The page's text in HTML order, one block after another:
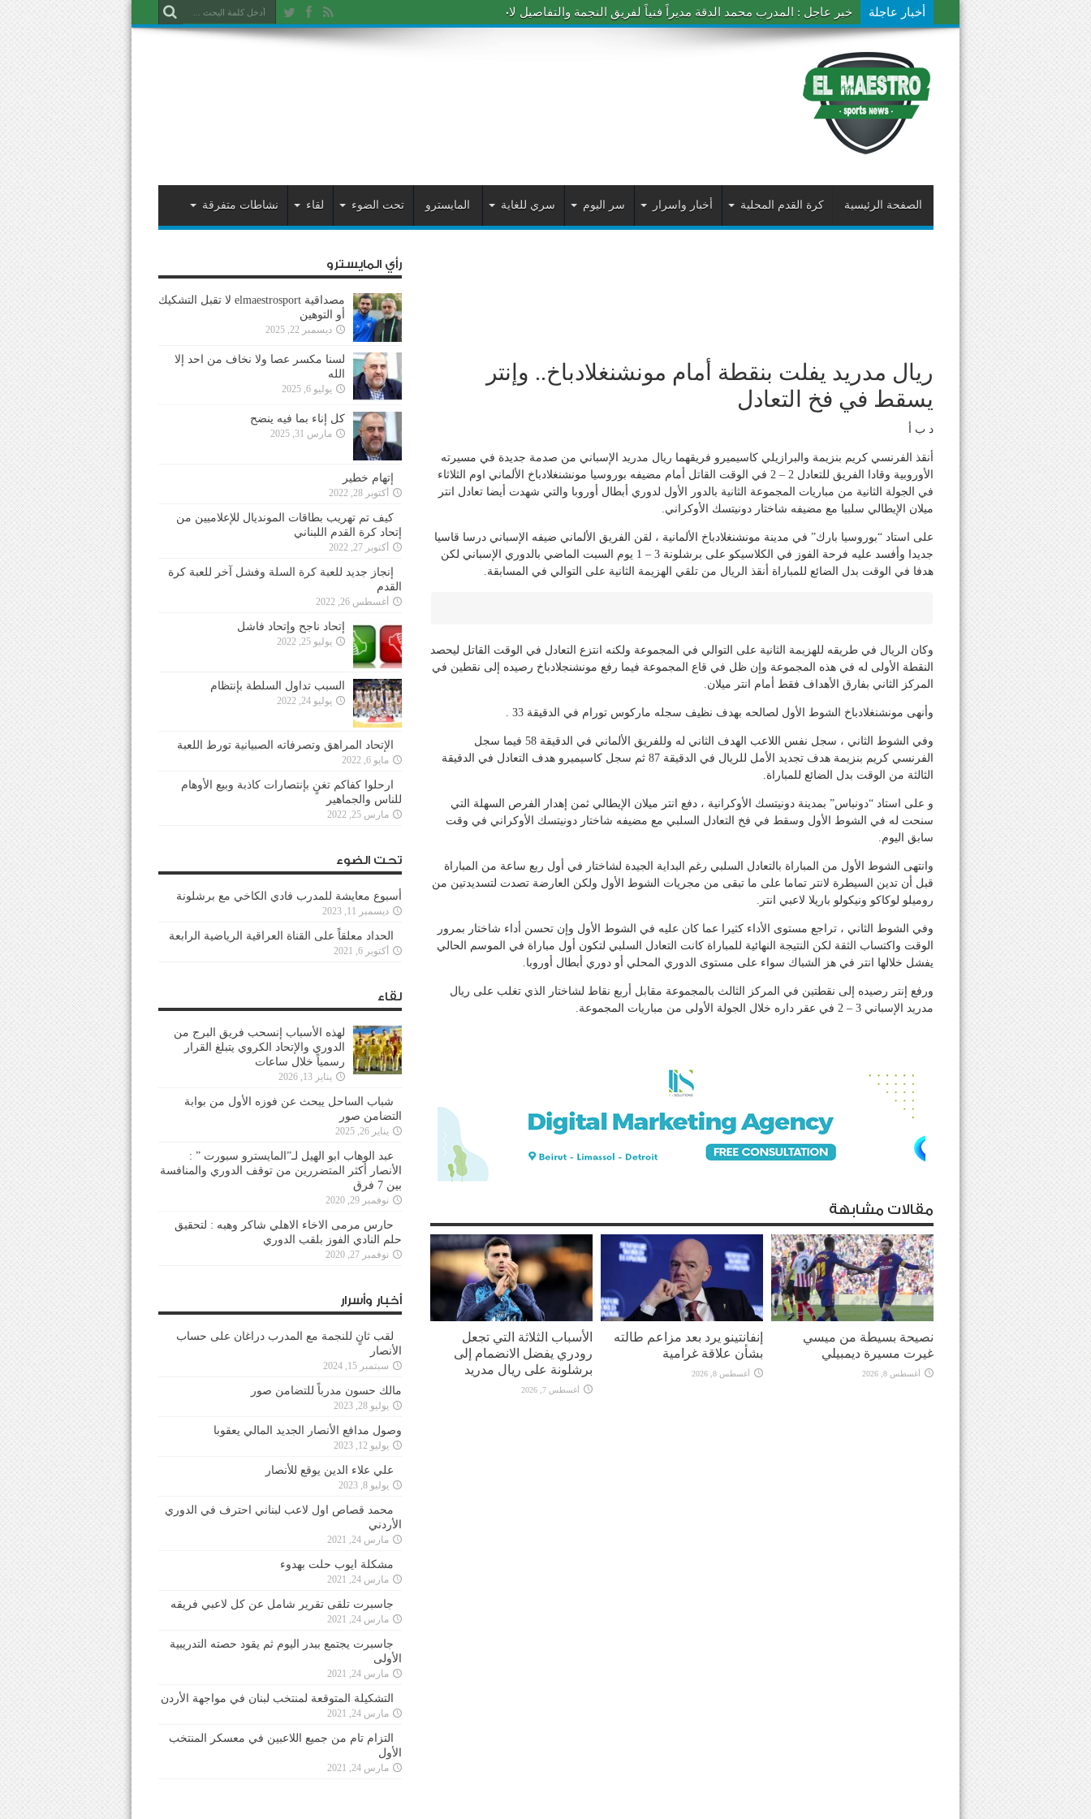
أخبار عاجلة خبر عاجل : المدرب محمد الدقة مديراً فنياً لفريق النجمة والتفاصيل لاحقاً
الصفحة الرئيسية كرة القدم المحلية أخبار واسرار سر اليوم سري للغاية المايسترو تحت الضوء لقاء نشاطات متفرقة
ريال مدريد يفلت بنقطة أمام مونشنغلادباخ.. وإنتر
يسقط في فخ التعادل
د ب أ
أنقذ الفرنسي كريم بنزيمة والبرازيلي كاسيميرو فريقهما ريال مدريد الإسباني من صدمة جديدة في مسيرته
الأوروبية وقادا الفريق للتعادل 2 – 2 في الوقت القاتل أمام مضيفه بوروسيا مونشنغلادباخ الألماني اوم الثلاثاء
في الجولة الثانية من مباريات المجموعة الثانية بالدور الأول لدوري أبطال أوروبا والتي شهدت أيضا تعادل انتر
ميلان الإيطالي سلبيا مع مضيفه شاختار دونيتسك الأوكراني.
على استاد “بوروسيا بارك” في مدينة مونشنغلادباخ الألمانية ، لقن الفريق الألماني ضيفه الإسباني درسا قاسيا
جديدا وأفسد عليه فرحة الفوز في الكلاسيكو على برشلونة 3 – 1 يوم السبت الماضي بالدوري الإسباني لكن
هدفا في الوقت بدل الضائع للمباراة أنقذ الريال من تلقي الهزيمة الثانية على التوالي في المسابقة.
وكان الريال في طريقه للهزيمة الثانية على التوالي في المجموعة ولكنه انتزع التعادل في الوقت القاتل ليحصد
النقطة الأولى له في هذه المجموعة وإن ظل في قاع المجموعة فيما رفع مونشنجلادباخ رصيده إلى نقطين في
المركز الثاني بفارق الأهداف فقط أمام انتر ميلان.
وأنهى مونشنغلادباخ الشوط الأول لصالحه بهدف نظيف سجله ماركوس تورام في الدقيقة 33 .
وفي الشوط الثاني ، سجل نفس اللاعب الهدف الثاني له وللفريق الألماني في الدقيقة 58 فيما سجل
الفرنسي كريم بنزيمة هدف تجديد الأمل للريال في الدقيقة 87 ثم سجل كاسيميرو هدف التعادل في الدقيقة
الثالثة من الوقت بدل الضائع للمباراة.
و على استاد “دونباس” بمدينة دونيتسك الأوكرانية ، دفع انتر ميلان الإيطالي ثمن إهدار الفرص السهلة التي
سنحت له في الشوط الأول وسقط في فخ التعادل السلبي مع مضيفه شاختار دونيتسك الأوكراني في وقت
سابق اليوم.
وانتهى الشوط الأول من المباراة بالتعادل السلبي رغم البداية الجيدة لشاختار في أول ربع ساعة من المباراة
قبل أن تدين السيطرة لانتر تماما على ما تبقى من مجريات الشوط الأول ولكن العارضة تصدت لتسديدتين من
روميلو لوكاكو ونيكولو باريلا لاعبي انتر.
وفي الشوط الثاني ، تراجع مستوى الأداء كثيرا عما كان عليه في الشوط الأول وإن تحسن أداء شاختار بمرور
الوقت واكتساب الثقة لكن النتيجة النهائية للمباراة كانت التعادل السلبي لتكون أول مباراة في الموسم الحالي
يفشل خلالها انتر في هز الشباك سواء على مستوى الدوري المحلي أو دوري أبطال أوروبا.
ورفع إنتر رصيده إلى نقطتين في المركز الثالث بالمجموعة مقابل أربع نقاط لشاختار الذي تغلب على ريال
مدريد الإسباني 3 – 2 في عقر داره خلال الجولة الأولى من مباريات المجموعة.
مقالات مشابهة
نصيحة بسيطة من ميسي
غيرت مسيرة ديمبيلي
أغسطس 8, 2026
إنفانتينو يرد بعد مزاعم طالته
بشأن علاقة غرامية
أغسطس 8, 2026
الأسباب الثلاثة التي تجعل
رودري يفضل الانضمام إلى
برشلونة على ريال مدريد
أغسطس 7, 2026
رأي المايسترو
مصداقية elmaestrosport لا تقبل التشكيك
أو التوهين
ديسمبر 22, 2025
لسنا مكسر عصا ولا نخاف من احد إلا
الله
يوليو 6, 2025
كل إناء بما فيه ينضح
مارس 31, 2025
إتهام خطير
أكتوبر 28, 2022
كيف تم تهريب بطاقات المونديال للإعلاميين من
إتحاد كرة القدم اللبناني
أكتوبر 27, 2022
إنجاز جديد للعبة كرة السلة وفشل آخر للعبة كرة
القدم
أغسطس 26, 2022
إتحاد ناجح وإتحاد فاشل
يوليو 25, 2022
السبب تداول السلطة بإنتظام
يوليو 24, 2022
الإتحاد المراهق وتصرفاته الصبيانية تورط اللعبة
مايو 6, 2022
ارحلوا كفاكم تغنٍ بإنتصارات كاذبة وبيع الأوهام
للناس والجماهير
مارس 25, 2022
تحت الضوء
أسبوع معايشة للمدرب فادي الكاخي مع برشلونة
ديسمبر 11, 2023
الحداد معلقاً على القناة العراقية الرياضية الرابعة
أكتوبر 6, 2021
لقاء
لهذه الأسباب إنسحب فريق البرج من
الدوري والإتحاد الكروي يتبلغ القرار
رسمياً خلال ساعات
يناير 13, 2026
شباب الساحل يبحث عن فوزه الأول من بوابة
التضامن صور
يناير 26, 2025
عبد الوهاب ابو الهيل لـ”المايسترو سبورت ” :
الأنصار أكثر المتضررين من توقف الدوري والمنافسة
بين 7 فرق
نوفمبر 29, 2020
حارس مرمى الاخاء الاهلي شاكر وهبه : لتحقيق
حلم النادي الفوز بلقب الدوري
نوفمبر 27, 2020
أخبار وأسرار
لقب ثانٍ للنجمة مع المدرب دراغان على حساب
الأنصار
سبتمبر 15, 2024
مالك حسون مدرباً للتضامن صور
يوليو 28, 2023
وصول مدافع الأنصار الجديد المالي يعقوبا
يوليو 12, 2023
علي علاء الدين يوقع للأنصار
يوليو 8, 2023
محمد قصاص اول لاعب لبناني احترف في الدوري
الأردني
مارس 24, 2021
مشكلة ايوب حلت بهدوء
مارس 24, 2021
جاسبرت تلقى تقرير شامل عن كل لاعبي فريقه
مارس 24, 2021
جاسبرت يجتمع ببدر اليوم ثم يقود حصته التدريبية
الأولى
مارس 24, 2021
التشكيلة المتوقعة لمنتخب لبنان في مواجهة الأردن
مارس 24, 2021
التزام تام من جميع اللاعبين في معسكر المنتخب
الأول
مارس 24, 2021